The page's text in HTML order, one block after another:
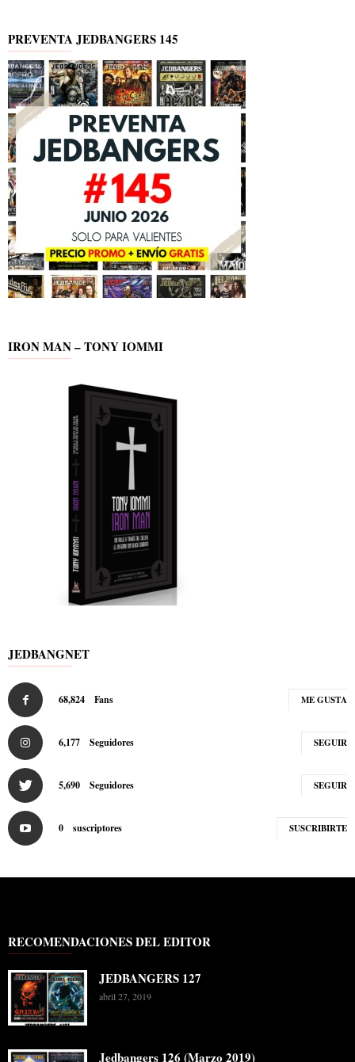
PREVENTA JEDBANGERS 145
IRON MAN – TONY IOMMI
JEDBANGNET
68,824 Fans ME GUSTA
6,177 Seguidores SEGUIR
5,690 Seguidores SEGUIR
0 suscriptores SUSCRIBIRTE
RECOMENDACIONES DEL EDITOR
JEDBANGERS 127
abril 27, 2019
Jedbangers 126 (Marzo 2019)